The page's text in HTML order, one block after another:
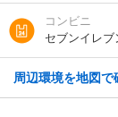
総戸数
コンビニ
セブンイレ
周辺環境を地図で